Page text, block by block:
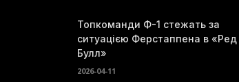
Топкоманди Ф-1 стежать за
ситуацією Ферстаппена в «Ред
Булл»
2026-04-11